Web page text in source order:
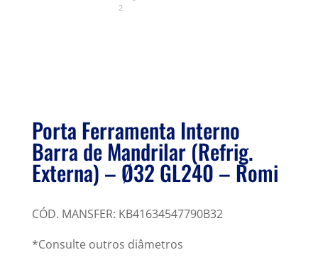
Porta Ferramenta Interno
Barra de Mandrilar (Refrig.
Externa) – Ø32 GL240 – Romi
CÓD. MANSFER: KB41634547790B32
*Consulte outros diâmetros